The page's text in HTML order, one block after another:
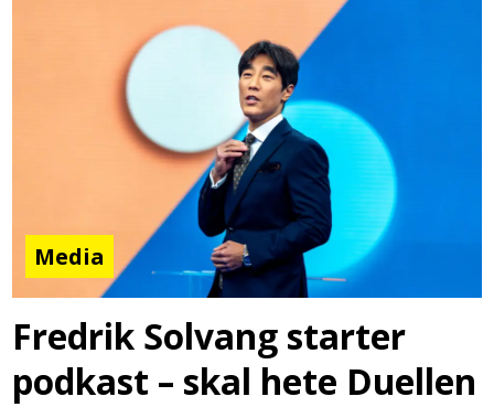
Media
Fredrik Solvang starter
podkast – skal hete Duellen